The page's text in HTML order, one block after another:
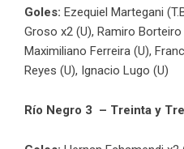
Goles: Ezequiel Martegani
Groso x2 (U), Ramiro Borteiro
Maximiliano Ferreira (U),
Reyes (U), Ignacio Lugo (U)
Río Negro 3 – Treinta y